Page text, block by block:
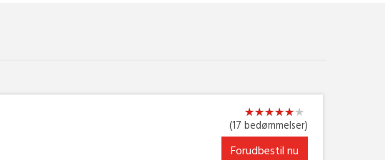
★★★★★★
★★★★★★
(17 bedømmelser)
Forudbestil nu